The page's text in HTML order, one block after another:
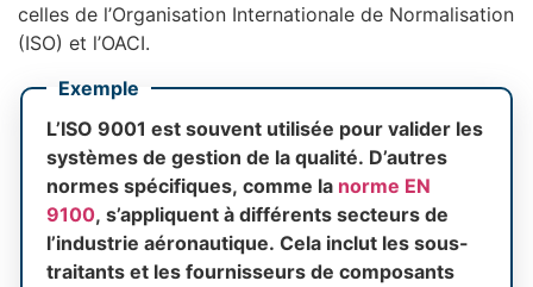
celles de l’Organisation Internationale de Normalisation
(ISO) et l’OACI.
Exemple
L’ISO 9001 est souvent utilisée pour valider les
systèmes de gestion de la qualité. D’autres
normes spécifiques, comme la norme EN
9100, s’appliquent à différents secteurs de
l’industrie aéronautique. Cela inclut les sous-
traitants et les fournisseurs de composants